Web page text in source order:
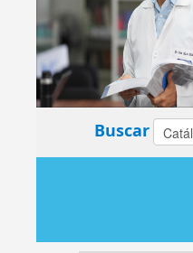
Buscar